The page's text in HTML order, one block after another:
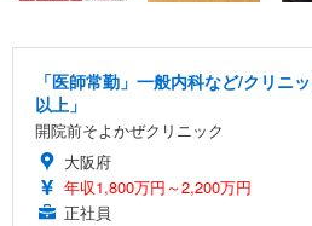
「医師常勤」一般内科など/クリニ
以上」
開院前そよかぜクリニック
大阪府
年収1,800万円～2,200万円
正社員